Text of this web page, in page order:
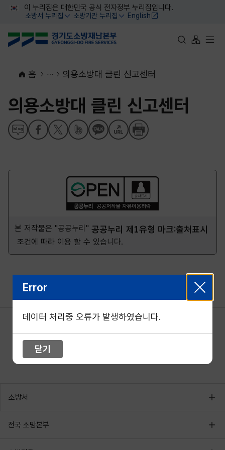
대메뉴 바로가기
본문 바로가기
이 누리집은 대한민국 공식 전자정부 누리집입니다.
소방서 누리집
열기
소방기관 누리집
열기
English
통합검색 바로가
사이트맵
전체
홈 의용소방대 클린 신고센터
의용소방대 클린 신고센터
본 저작물은 "공공누리" 공공누리 제1유형 마크:출처표시
조건에 따라 이용 할 수 있습니다.
소방서
전국 소방본부
Error
데이터 처리중 오류가 발생하였습니다.
닫기